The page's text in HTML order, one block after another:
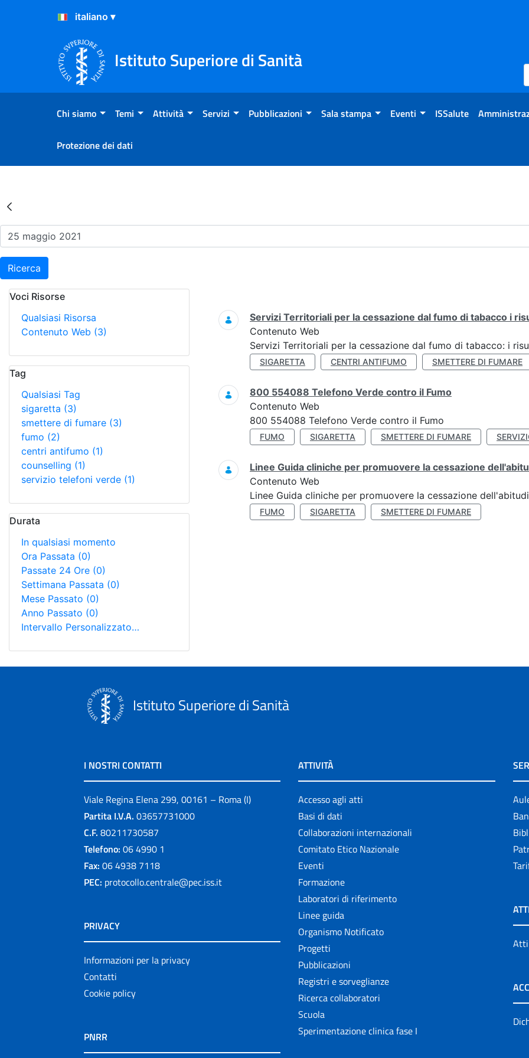
Salta al Contenuto
Salta al Footer
Istituto Superiore di Sanità
Chi siamo Temi Attività Servizi Pubblicazioni Sala stampa Eventi ISSalute
Protezione dei dati
Risultati della Ricerca - Eventi
Ricerca
Voci Risorse
Qualsiasi Risorsa
Contenuto Web (3)
Tag
Qualsiasi Tag
sigaretta (3)
smettere di fumare (3)
fumo (2)
centri antifumo (1)
counselling (1)
servizio telefoni verde (1)
Durata
In qualsiasi momento
Ora Passata (0)
Passate 24 Ore (0)
Settimana Passata (0)
Mese Passato (0)
Anno Passato (0)
Intervallo Personalizzato…
Ricerca
Servizi Territoriali per la cessazione dal fumo di tabacco i
Contenuto Web
Servizi Territoriali per la cessazione dal fumo di tabacco: i
SIGARETTA CENTRI ANTIFUMO SMETTERE DI FUMARE
800 554088 Telefono Verde contro il Fumo
Contenuto Web
800 554088 Telefono Verde contro il Fumo
FUMO SIGARETTA SMETTERE DI FUMARE
Linee Guida cliniche per promuovere la cessazione
Contenuto Web
Linee Guida cliniche per promuovere la cessazione
FUMO SIGARETTA SMETTERE DI FUMARE
Istituto Superiore di Sanità
I NOSTRI CONTATTI
Viale Regina Elena 299, 00161 – Roma (I)
Partita I.V.A. 03657731000
C.F. 80211730587
Telefono: 06 4990 1
Fax: 06 4938 7118
PEC: protocollo.centrale@pec.iss.it
PRIVACY
Informazioni per la privacy
Contatti
Cookie policy
PNRR
ATTIVITÀ
Accesso agli atti
Basi di dati
Collaborazioni internazionali
Comitato Etico Nazionale
Eventi
Formazione
Laboratori di riferimento
Linee guida
Organismo Notificato
Progetti
Pubblicazioni
Registri e sorveglianze
Ricerca collaboratori
Scuola
Sperimentazione clinica fase I
Atti